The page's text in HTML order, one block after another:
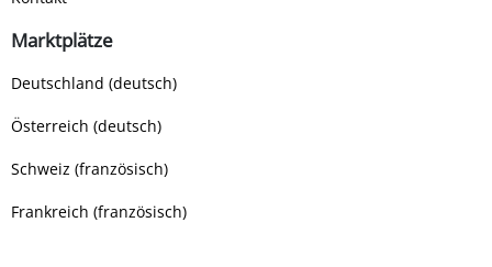
Marktplätze
Deutschland (deutsch)
Österreich (deutsch)
Schweiz (französisch)
Frankreich (französisch)